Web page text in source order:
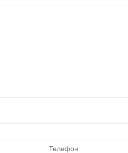
Телефон